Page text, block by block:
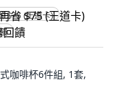
$75 (王道卡)
咖啡杯6件組, 1套,